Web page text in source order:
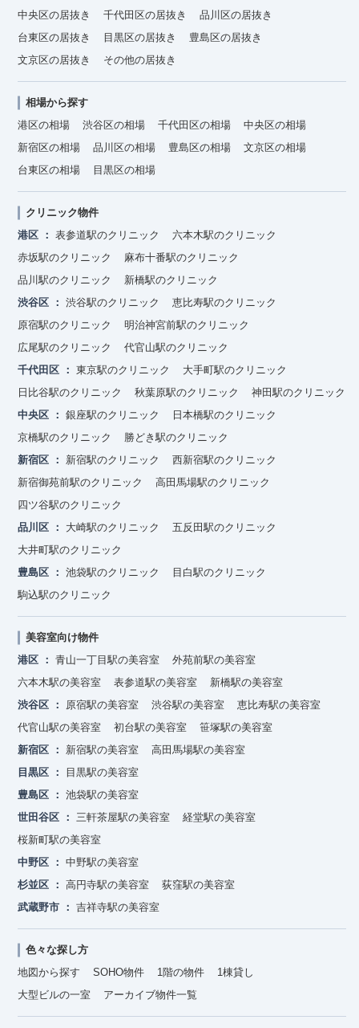
中央区の居抜き
千代田区の居抜き
品川区の居抜き
台東区の居抜き
目黒区の居抜き
豊島区の居抜き
文京区の居抜き
その他の居抜き
相場から探す
港区の相場
渋谷区の相場 千代田区の相場
中央区の相場
新宿区の相場
品川区の相場 豊島区の相場
文京区の相場
台東区の相場
目黒区の相場
クリニック物件
港区
表参道駅のクリニック
六本木駅のクリニック
赤坂駅のクリニック
麻布十番駅のクリニック
品川駅のクリニック
新橋駅のクリニック
渋谷区
渋谷駅のクリニック
恵比寿駅のクリニック
原宿駅のクリニック
明治神宮前駅のクリニック
広尾駅のクリニック
代官山駅のクリニック
千代田区
東京駅のクリニック
大手町駅のクリニック
日比谷駅のクリニック
秋葉原駅のクリニック
神田駅のクリニック
中央区
銀座駅のクリニック
日本橋駅のクリニック
京橋駅のクリニック
勝どき駅のクリニック
新宿区
新宿駅のクリニック
西新宿駅のクリニック
新宿御苑前駅のクリニック
高田馬場駅のクリニック
四ツ谷駅のクリニック
品川区
大崎駅のクリニック
五反田駅のクリニック
大井町駅のクリニック
豊島区
池袋駅のクリニック
目白駅のクリニック
駒込駅のクリニック
美容室向け物件
港区
青山一丁目駅の美容室
外苑前駅の美容室
六本木駅の美容室
表参道駅の美容室
新橋駅の美容室
渋谷区
原宿駅の美容室 渋谷駅の美容室
恵比寿駅の美容室
代官山駅の美容室
初台駅の美容室
笹塚駅の美容室
新宿区
新宿駅の美容室
高田馬場駅の美容室
目黒区
目黒駅の美容室
豊島区
池袋駅の美容室
世田谷区
三軒茶屋駅の美容室
経堂駅の美容室
桜新町駅の美容室
中野区
中野駅の美容室
杉並区
高円寺駅の美容室
荻窪駅の美容室
武蔵野市
吉祥寺駅の美容室
色々な探し方
地図から探す
SOHO物件 1階の物件
1棟貸し
大型ビルの一室
アーカイブ物件一覧